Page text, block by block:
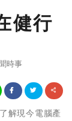
健行
時事
解現今電腦產